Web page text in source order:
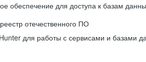
для доступа к базам
отечественного ПО
для работы с сервисами и базами